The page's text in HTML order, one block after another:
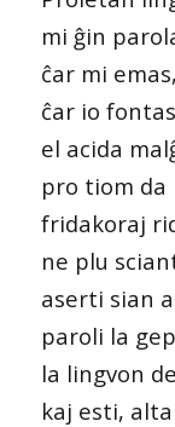
mi ĝin
ĉar mi
ĉar io
el acida
pro tiom
fridakoraj
ne plu
aserti sian
paroli la
la lingvon
kaj esti,